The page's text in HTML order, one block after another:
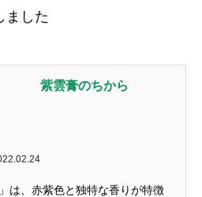
ました
紫雲膏のちから
は、赤紫色と独特な香りが特徴